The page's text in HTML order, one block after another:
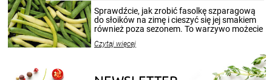
patenty, które pozwolą zachować świeżość
przetworów.
Sprawdźcie, jak zrobić fasolkę szparagową
do słoików na zimę i cieszyć się jej smakiem
również poza sezonem. To warzywo możecie
nasze propozycje!
Czytaj więcej